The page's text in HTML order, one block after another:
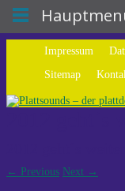
Impressum
Sitemap
← Previous Next →